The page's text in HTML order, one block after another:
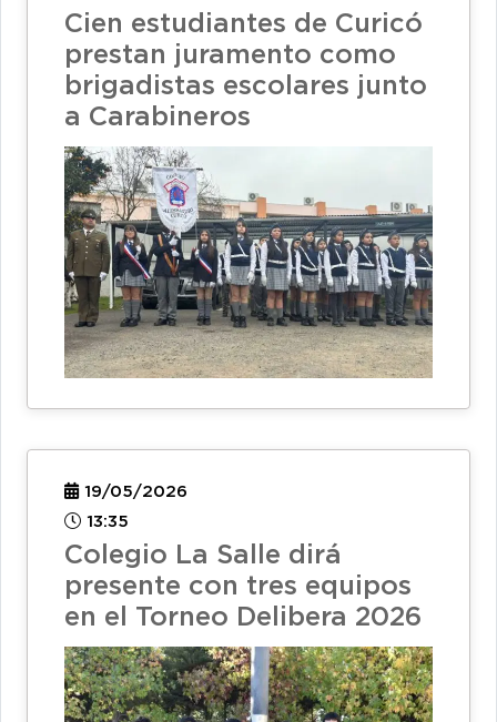
Cien estudiantes de Curicó
prestan juramento como
brigadistas escolares junto
a Carabineros
19/05/2026
13:35
Colegio La Salle dirá
presente con tres equipos
en el Torneo Delibera 2026